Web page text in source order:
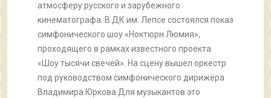
атмосферу русского и зарубежного
кинематографа. В ДК им. Лепсе состоялся показ
симфонического шоу «Ноктюрн Люмия»,
проходящего в рамках известного проекта
«Шоу тысячи свечей». На сцену вышел оркестр
под руководством симфонического дирижёра
Владимира Юркова.Для музыкантов это